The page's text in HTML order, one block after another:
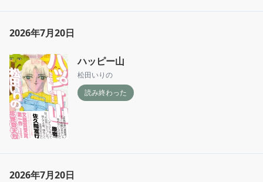
2026年7月20日
ハッピー山
松田いりの
読み終わった
2026年7月20日